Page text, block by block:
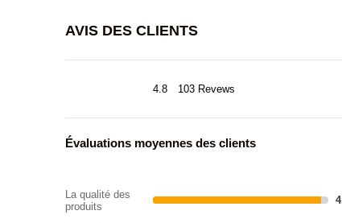
AVIS DES CLIENTS
4.8 103 Revews
Évaluations moyennes des clients
La qualité des
produits